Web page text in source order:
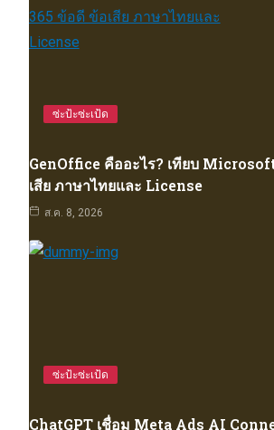
ซ่ะป้ะซ่ะเป้ด
GenOffice คืออะไร? เทียบ
เสีย ภาษาไทยและ License
ส.ค. 8, 2026
ซ่ะป้ะซ่ะเป้ด
ChatGPT เชื่อม Meta Ads AI